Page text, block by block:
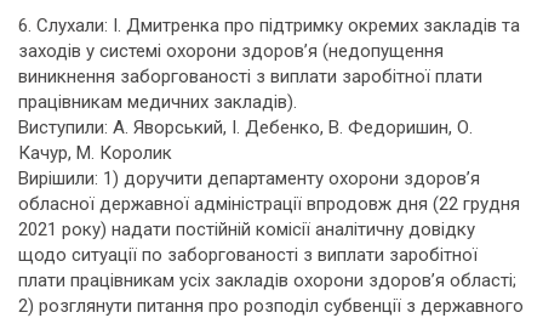
6. Слухали: І. Дмитренка про підтримку окремих закладів та
заходів у системі охорони здоров’я (недопущення
виникнення заборгованості з виплати заробітної плати
працівникам медичних закладів).
Виступили: А. Яворський, І. Дебенко, В. Федоришин, О.
Качур, М. Королик
Вирішили: 1) доручити департаменту охорони здоров’я
обласної державної адміністрації впродовж дня (22 грудня
2021 року) надати постійній комісії аналітичну довідку
щодо ситуації по заборгованості з виплати заробітної
плати працівникам усіх закладів охорони здоров’я області;
2) розглянути питання про розподіл субвенції з державного